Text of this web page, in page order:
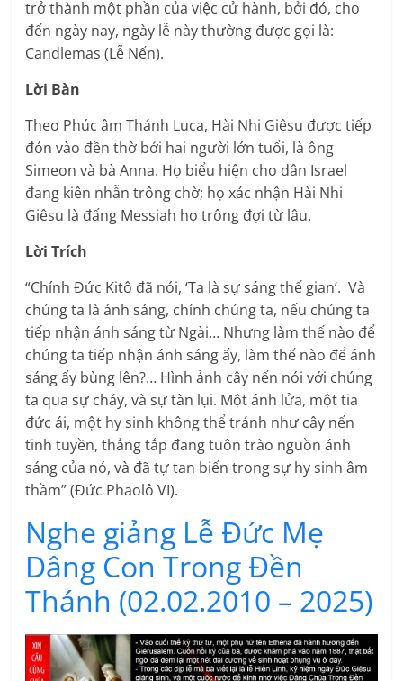
trở thành một phần của việc cử hành, bởi đó, cho
đến ngày nay, ngày lễ này thường được gọi là:
Candlemas (Lễ Nến).
Lời Bàn
Theo Phúc âm Thánh Luca, Hài Nhi Giêsu được tiếp
đón vào đền thờ bởi hai người lớn tuổi, là ông
Simeon và bà Anna. Họ biểu hiện cho dân Israel
đang kiên nhẫn trông chờ; họ xác nhận Hài Nhi
Giêsu là đấng Messiah họ trông đợi từ lâu.
Lời Trích
“Chính Ðức Kitô đã nói, ‘Ta là sự sáng thế gian’. Và
chúng ta là ánh sáng, chính chúng ta, nếu chúng ta
tiếp nhận ánh sáng từ Ngài… Nhưng làm thế nào để
chúng ta tiếp nhận ánh sáng ấy, làm thế nào để ánh
sáng ấy bùng lên?… Hình ảnh cây nến nói với chúng
ta qua sự cháy, và sự tàn lụi. Một ánh lửa, một tia
đức ái, một hy sinh không thể tránh như cây nến
tinh tuyền, thẳng tắp đang tuôn trào nguồn ánh
sáng của nó, và đã tự tan biến trong sự hy sinh âm
thầm” (Ðức Phaolô VI).
Nghe giảng Lễ Đức Mẹ
Dâng Con Trong Đền
Thánh (02.02.2010 – 2025)